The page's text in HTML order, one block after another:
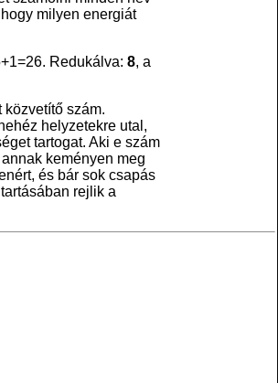
milyen energiát
Redukálva: 8, a
közvetítő szám.
helyzetekre utal,
tartogat. Aki e szám
keményen meg
és bár sok csapás
rejlik a